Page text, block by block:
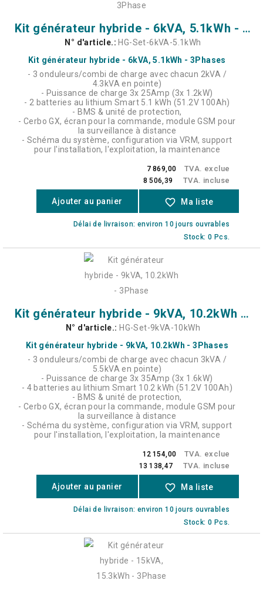
Kit générateur hybride - 6kVA, 5.1kWh - 3Phase
N° d'article.: HG-Set-6kVA-5.1kWh
Kit générateur hybride - 6kVA, 5.1kWh - 3Phases
- 3 onduleurs/combi de charge avec chacun 2kVA /
4.3kVA en pointe)
- Puissance de charge 3x 25Amp (3x 1.2kW)
- 2 batteries au lithium Smart 5.1 kWh (51.2V 100Ah)
- BMS & unité de protection,
- Cerbo GX, écran pour la commande, module GSM pour
la surveillance à distance
- Schéma du système, configuration via VRM, support
pour l'installation, l'exploitation, la maintenance
7 869,00 TVA. exclue
8 506,39 TVA. incluse
Ajouter au panier favorite_border Ma liste
Délai de livraison: environ 10 jours ouvrables
Stock: 0 Pcs.
Kit générateur hybride - 9kVA, 10.2kWh - 3Phase
N° d'article.: HG-Set-9kVA-10kWh
Kit générateur hybride - 9kVA, 10.2kWh - 3Phases
- 3 onduleurs/combi de charge avec chacun 3kVA /
5.5kVA en pointe)
- Puissance de charge 3x 35Amp (3x 1.6kW)
- 4 batteries au lithium Smart 10.2 kWh (51.2V 100Ah)
- BMS & unité de protection,
- Cerbo GX, écran pour la commande, module GSM pour
la surveillance à distance
- Schéma du système, configuration via VRM, support
pour l'installation, l'exploitation, la maintenance
12 154,00 TVA. exclue
13 138,47 TVA. incluse
Ajouter au panier favorite_border Ma liste
Délai de livraison: environ 10 jours ouvrables
Stock: 0 Pcs.